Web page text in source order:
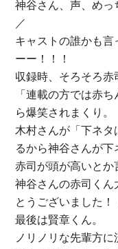
神谷さん、声、め
／
キャストの誰かも
ーー！！！
収録時、そろそろ赤
「連載の方では赤
ら爆笑されまくり。
木村さんが「下ネ
るから神谷さんが下
赤司が頭が高いとか
神谷さんの赤司く
とうございました！
最後は賢章くん。
ノリノリな先輩方に